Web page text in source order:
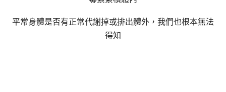
平常身體是否有正常代謝掉或排出體外，我們也根本無法
得知